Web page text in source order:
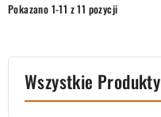
Pokazano 1-11 z 11 pozycji
Wszystkie Produkty